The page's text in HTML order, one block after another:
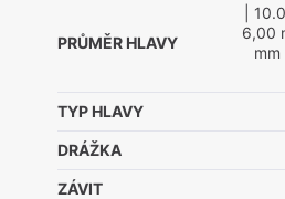
PRŮMĚR HLAVY
|
6,00
mm
TYP HLAVY
DRÁŽKA
ZÁVIT